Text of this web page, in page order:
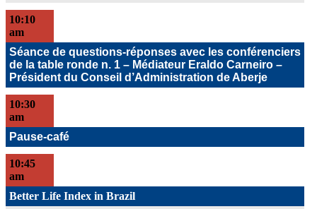
10:10
am
Séance de questions-réponses avec les conférenciers
de la table ronde n. 1 – Médiateur Eraldo Carneiro –
Président du Conseil d’Administration de Aberje
10:30
am
Pause-café
10:45
am
Better Life Index in Brazil